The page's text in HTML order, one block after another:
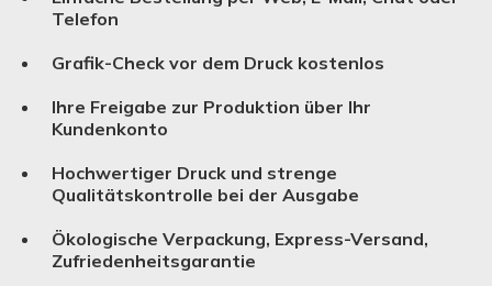
Telefon
Grafik-Check vor dem Druck kostenlos
Ihre Freigabe zur Produktion über Ihr
Kundenkonto
Hochwertiger Druck und strenge
Qualitätskontrolle bei der Ausgabe
Ökologische Verpackung, Express-Versand,
Zufriedenheitsgarantie